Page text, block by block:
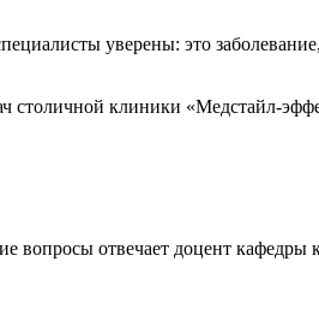
уверены: это
столичной клиники «Медстайл-
вопросы отвечает доцент